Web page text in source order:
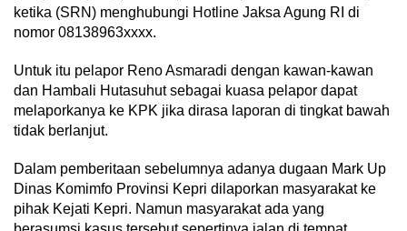
ketika (SRN) menghubungi Hotline Jaksa Agung RI di
nomor 08138963xxxx.
Untuk itu pelapor Reno Asmaradi dengan kawan-kawan
dan Hambali Hutasuhut sebagai kuasa pelapor dapat
melaporkanya ke KPK jika dirasa laporan di tingkat bawah
tidak berlanjut.
Dalam pemberitaan sebelumnya adanya dugaan Mark Up
Dinas Komimfo Provinsi Kepri dilaporkan masyarakat ke
pihak Kejati Kepri. Namun masyarakat ada yang